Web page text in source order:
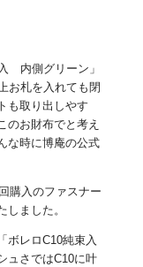
内側グリーン」
お札を入れても閉
も取り出しやす
のお財布でと考え
な時に博庵の公式
購入のファスナー
ました。
ボレロC10純束入
ュさではC10に叶